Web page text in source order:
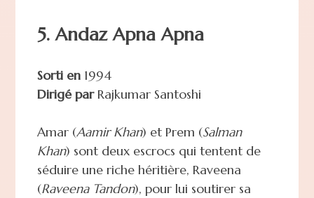
5. Andaz Apna Apna
Sorti en1994
Dirigé parRajkumar Santoshi
Amar (Aamir Khan) et Prem (Salman
Khan) sont deux escrocs qui tentent de
séduire une riche héritière, Raveena
(Raveena Tandon), pour lui soutirer sa